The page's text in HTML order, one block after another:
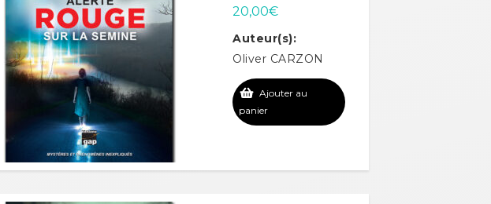
20,00€
Auteur(s):
Oliver CARZON
Ajouter au
panier